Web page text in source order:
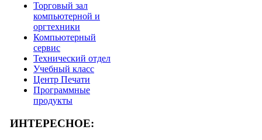
Торговый зал
компьютерной и
оргтехники
Компьютерный
сервис
Технический отдел
Учебный класс
Центр Печати
Программные
продукты
ИНТЕРЕСНОЕ: